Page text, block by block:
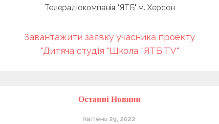
Телерадіокомпанія "ЯТБ" м. Херсон
Завантажити заявку учасника проекту
"Дитяча студія "Школа "ЯТБ.TV"
Останні Новини
Квітень 29, 2022